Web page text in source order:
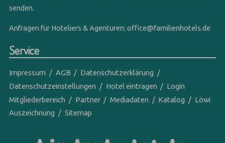
senden.
Anfragen für Hoteliers & Agenturen:office@familienhotels.de
Service
Impressum AGB
Datenschutzerklärung
Datenschutzeinstellungen
Hotel eintragen
Login
Mitgliederbereich
Partner Mediadaten Katalog
Löwi
Auszeichnung
Sitemap